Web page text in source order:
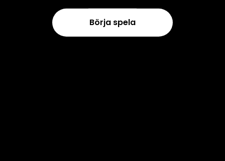
Börja spela